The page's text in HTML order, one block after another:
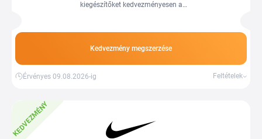
kiegészítőket kedvezményesen a
Kedvezmény megszerzése
Érvényes 09.08.2026-ig Feltételek
KEDVEZMÉNY